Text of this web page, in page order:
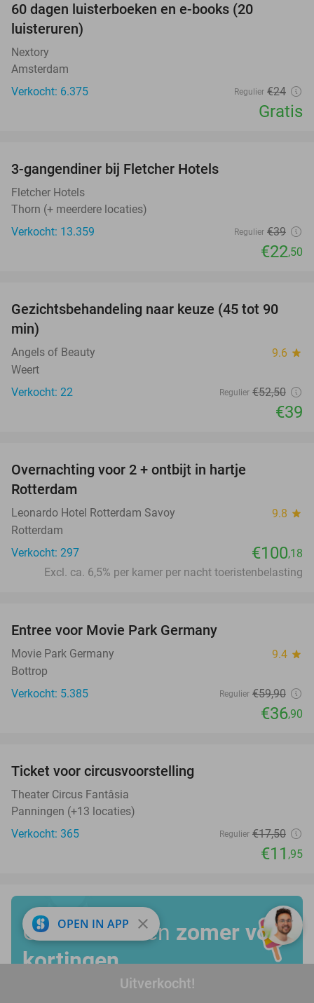
Uitverkocht!
60 dagen luisterboeken en e-books (20
luisteruren)
Nextory
Amsterdam
Verkocht: 6.375
Regulier €24
Gratis
3-gangendiner bij Fletcher Hotels
Fletcher Hotels
Thorn (+ meerdere locaties)
Verkocht: 13.359
Regulier €39
€22,50
26%
Gezichtsbehandeling naar keuze (45 tot 90
min)
Angels of Beauty 9.6 star
Weert
Verkocht: 22
Regulier €52,50
€39
Overnachting voor 2 + ontbijt in hartje
Rotterdam
Leonardo Hotel Rotterdam Savoy 9.8 star
Rotterdam
Verkocht: 297
€100,18
Excl. ca. 6,5% per kamer per nacht toeristenbelasting
Entree voor Movie Park Germany
Movie Park Germany 9.4 star
Bottrop
Verkocht: 5.385
Regulier €59,90
€36,90
Ticket voor circusvoorstelling
Theater Circus Fantâsia
Panningen (+13 locaties)
Verkocht: 365
Regulier €17,50
€11 ,95
Geniet van een zomer vol
kortingen
OPEN IN APP close